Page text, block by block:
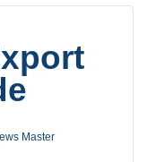
Master